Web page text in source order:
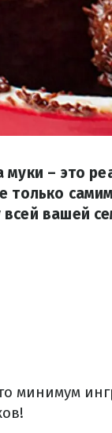
муки – это
только
вашей
минимум